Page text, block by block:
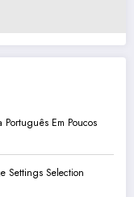
Português Em Poucos
Settings Selection